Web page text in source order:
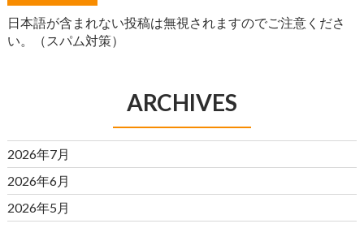
日本語が含まれない投稿は無視されますのでご注意くださ
い。（スパム対策）
ARCHIVES
2026年7月
2026年6月
2026年5月